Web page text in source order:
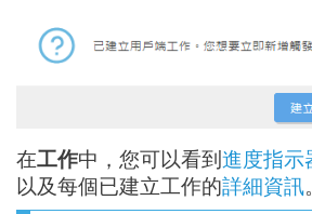
在工作中，您可以看到進度指示
以及每個已建立工作的詳細資訊。